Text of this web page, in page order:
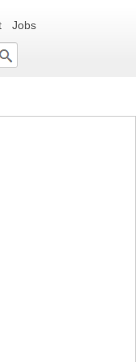
Jobs